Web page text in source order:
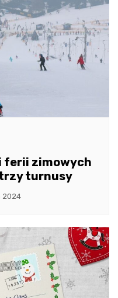
ferii zimowych
turnusy
2024